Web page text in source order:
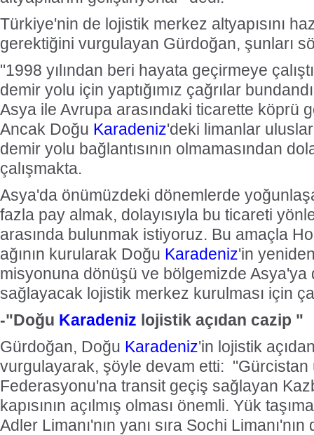
Türkiye'nin de lojistik merkez altyapısını
gerektiğini vurgulayan Gürdoğan, şunları
"1998 yılından beri hayata geçirmeye
demir yolu için yaptığımız çağrılar
Asya ile Avrupa arasındaki ticarette köprü
Ancak Doğu Karadeniz'deki limanlar
demir yolu bağlantısının olmamasından
çalışmakta.
Asya'da önümüzdeki dönemlerde
fazla pay almak, dolayısıyla bu ticareti
arasında bulunmak istiyoruz. Bu amaçla
ağının kurularak Doğu Karadeniz'in
misyonuna dönüşü ve bölgemizde Asya'ya
sağlayacak lojistik merkez kurulması için
-"Doğu Karadeniz lojistik açıdan cazip "
Gürdoğan, Doğu Karadeniz'in lojistik
vurgulayarak, şöyle devam etti: "Gürcistan
Federasyonu'na transit geçiş sağlayan
kapısının açılmış olması önemli. Yük
Adler Limanı'nın yanı sıra Sochi